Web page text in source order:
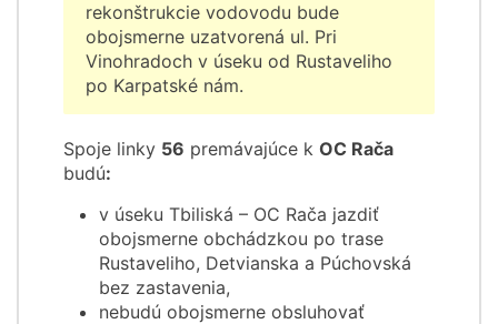
rekonštrukcie vodovodu bude
obojsmerne uzatvorená ul. Pri
Vinohradoch v úseku od Rustaveliho
po Karpatské nám.
Spoje linky 56 premávajúce k OC Rača
budú:
v úseku Tbiliská – OC Rača jazdiť
obojsmerne obchádzkou po trase
Rustaveliho, Detvianska a Púchovská
bez zastavenia,
nebudú obojsmerne obsluhovať